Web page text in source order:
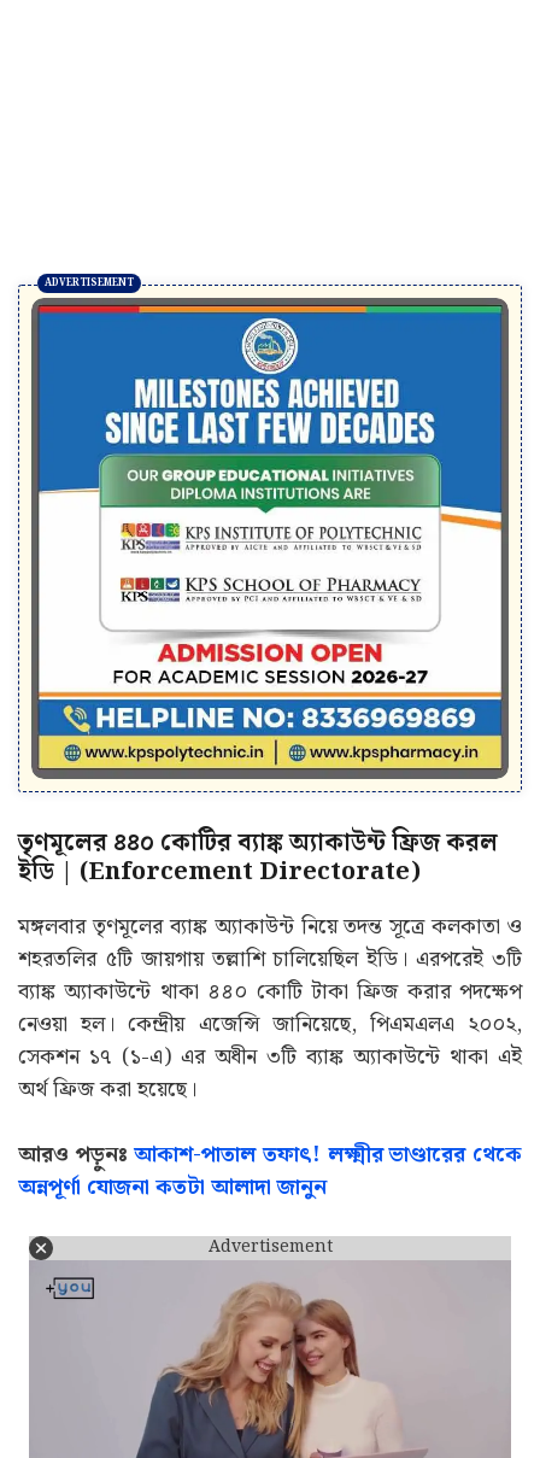
তৃণমূলের ৪৪০ কোটির ব্যাঙ্ক অ্যাকাউন্ট ফ্রিজ করল
ইডি | (Enforcement Directorate)
মঙ্গলবার তৃণমূলের ব্যাঙ্ক অ্যাকাউন্ট নিয়ে তদন্ত সূত্রে কলকাতা ও
শহরতলির ৫টি জায়গায় তল্লাশি চালিয়েছিল ইডি। এরপরেই ৩টি
ব্যাঙ্ক অ্যাকাউন্টে থাকা ৪৪০ কোটি টাকা ফ্রিজ করার পদক্ষেপ
নেওয়া হল। কেন্দ্রীয় এজেন্সি জানিয়েছে, পিএমএলএ ২০০২,
সেকশন ১৭ (১-এ) এর অধীন ৩টি ব্যাঙ্ক অ্যাকাউন্টে থাকা এই
অর্থ ফ্রিজ করা হয়েছে।
আরও পড়ুনঃআকাশ-পাতাল তফাৎ! লক্ষ্মীর ভাণ্ডারের থেকে
অন্নপূর্ণা যোজনা কতটা আলাদা জানুন
Advertisement